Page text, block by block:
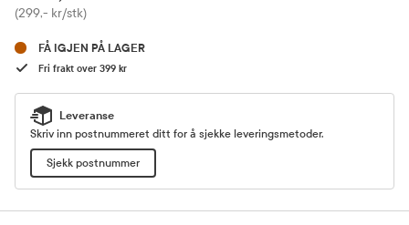
Pris
(299,- kr/stk)
FÅ IGJEN PÅ LAGER
Fri frakt over 399 kr
Leveranse
Skriv inn postnummeret ditt for å sjekke leveringsmetoder.
Sjekk postnummer